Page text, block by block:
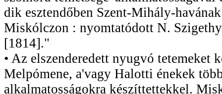
dik esztendőben Szent-Mihály-
Miskólczon : nyomtatódott N.
[1814]."
• Az elszenderedett nyugvó tetemeket
Melpómene, a'vagy Halotti énekek
alkalmatosságokra készíttettekkel.